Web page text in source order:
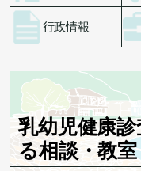
行政情報
乳幼児健康
る相談・教室